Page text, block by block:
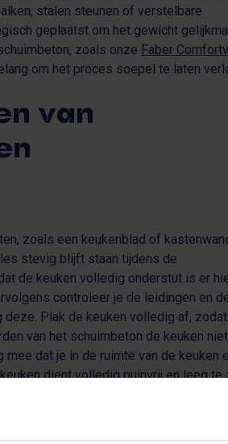
stalen steunen of verstelbare
geplaatst om het gewicht
zoals onze Faber
om het proces soepel te laten
van
zoals een keukenblad of
stevig blijft staan tijdens de
de keuken volledig onderstut is er
controleer je de leidingen en
deze. Plak de keuken volledig af,
van het schuimbeton de keuken
mee dat je in de ruimte van de keuken
dient volledig puinvrij en leeg te